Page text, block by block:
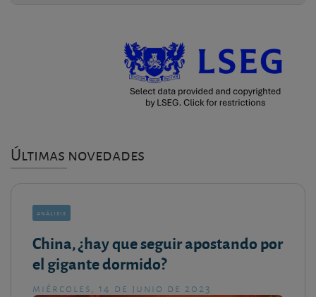
Últimas novedades
análisis
China, ¿hay que seguir apostando por
el gigante dormido?
miércoles, 14 de junio de 2023